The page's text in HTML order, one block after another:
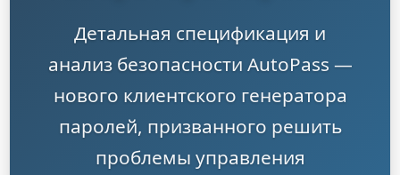
Детальная спецификация и
анализ безопасности AutoPass —
нового клиентского генератора
паролей, призванного решить
проблемы управления